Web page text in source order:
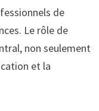
de
Le rôle de
non seulement
et la